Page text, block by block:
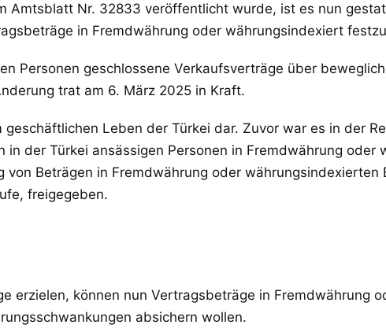
Amtsblatt Nr. 32833 veröffentlicht wurde, ist es nun
in Fremdwährung oder währungsindexiert
Personen geschlossene Verkaufsverträge über
trat am 6. März 2025 in Kraft.
Leben der Türkei dar. Zuvor war es in der
der Türkei ansässigen Personen in Fremdwährung oder
Beträgen in Fremdwährung oder
freigegeben.
erzielen, können nun Vertragsbeträge in Fremdwährung
absichern wollen.